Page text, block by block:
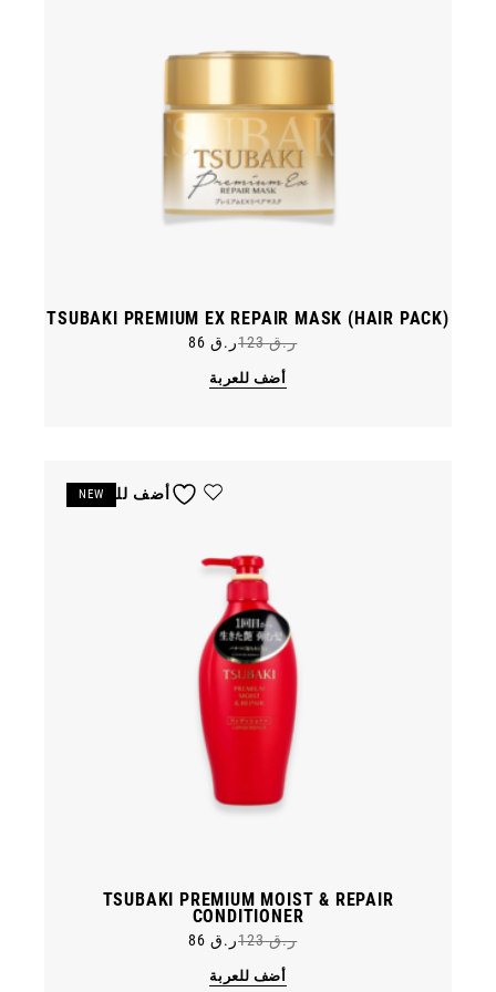
TSUBAKI PREMIUM EX REPAIR MASK (HAIR PACK)
ر.ق123
Original
was:
ر.ق 123.
ر.ق
Current
ر.ق 86.
أضف للعربة
خصم
NEW
أضف للمفضلة
TSUBAKI PREMIUM MOIST & REPAIR
CONDITIONER
ر.ق123
Original
was:
ر.ق
Current
أضف للعربة